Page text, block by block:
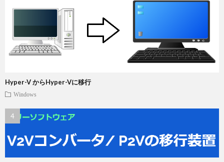
Hyper-V からHyper-Vに移行
Windows